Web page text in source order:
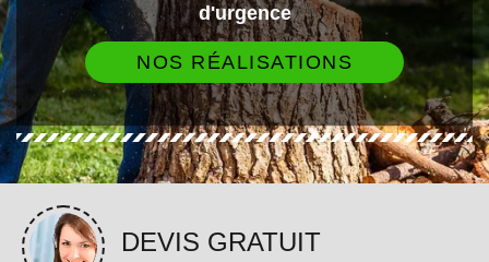
d'urgence
NOS RÉALISATIONS
DEVIS GRATUIT